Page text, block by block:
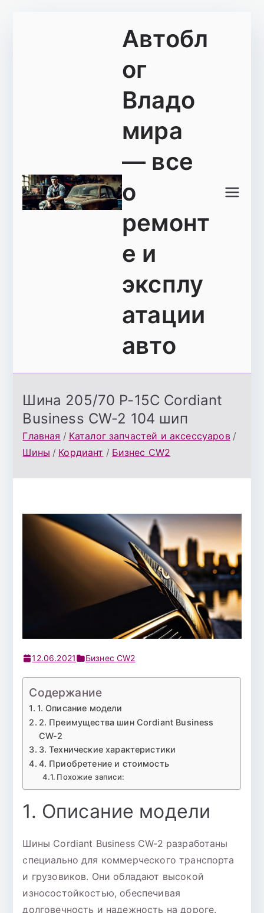
Автобл
ог
Владо
мира
— все
о
ремонт
е и
эксплу
атации
авто
Шина 205/70 Р-15C Cordiant
Business CW-2 104 шип
Главная
Каталог запчастей и аксессуаров
Шины
Кордиант Бизнес CW2
12.06.2021 Бизнес CW2
Содержание
1. Описание модели
2. Преимущества шин Cordiant Business
CW-2
3. Технические характеристики
4. Приобретение и стоимость
Похожие записи:
1. Описание модели
Шины Cordiant Business CW-2 разработаны
специально для коммерческого транспорта
и грузовиков. Они обладают высокой
износостойкостью, обеспечивая
долговечность и надежность на дороге.